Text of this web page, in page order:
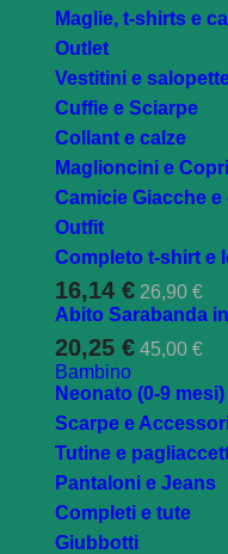
Maglie, t-shirts e
Outlet
Vestitini e
Cuffie e Sciarpe
Collant e calze
Maglioncini e
Camicie Giacche e
Outfit
Completo t-shirt e
16,14 € 26,90 €
Abito Sarabanda
20,25 € 45,00 €
Bambino
Neonato (0-9 mesi)
Scarpe e
Tutine e
Pantaloni e Jeans
Completi e tute
Giubbotti